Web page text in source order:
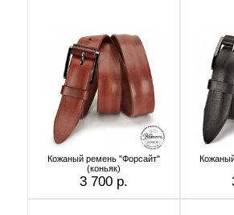
Кожаный ремень "Форсайт"
(коньяк)
3 700 р.